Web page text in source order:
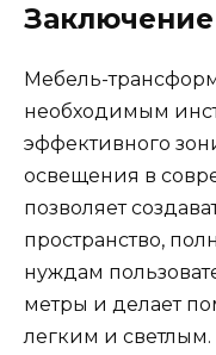
Заключение
Мебель-
необходимым
эффективного
освещения в
позволяет
пространство,
нуждам
метры и делает
легким и